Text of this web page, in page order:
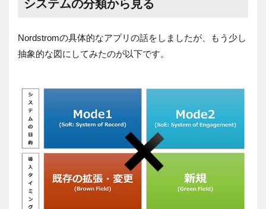
システムの分類から見る
Nordstromの具体的なアプリの話をしましたが、もう少し
抽象的な図にしてみたのが以下です。